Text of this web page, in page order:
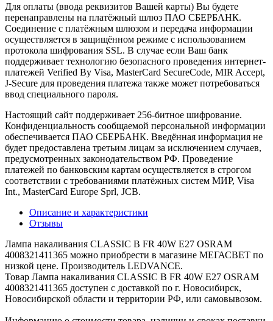
Для оплаты (ввода реквизитов Вашей карты) Вы будете
перенаправлены на платёжный шлюз ПАО СБЕРБАНК.
Соединение с платёжным шлюзом и передача информации
осуществляется в защищённом режиме с использованием
протокола шифрования SSL. В случае если Ваш банк
поддерживает технологию безопасного проведения интернет-
платежей Verified By Visa, MasterCard SecureCode, MIR Accept,
J-Secure для проведения платежа также может потребоваться
ввод специального пароля.
Настоящий сайт поддерживает 256-битное шифрование.
Конфиденциальность сообщаемой персональной информации
обеспечивается ПАО СБЕРБАНК. Введённая информация не
будет предоставлена третьим лицам за исключением случаев,
предусмотренных законодательством РФ. Проведение
платежей по банковским картам осуществляется в строгом
соответствии с требованиями платёжных систем МИР, Visa
Int., MasterCard Europe Sprl, JCB.
Описание и характеристики
Отзывы
Лампа накаливания CLASSIC B FR 40W E27 OSRAM
4008321411365 можно приобрести в магазине МЕГАСВЕТ по
низкой цене. Производитель LEDVANCE.
Товар Лампа накаливания CLASSIC B FR 40W E27 OSRAM
4008321411365 доступен с доставкой по г. Новосибирск,
Новосибирской области и территории РФ, или самовывозом.